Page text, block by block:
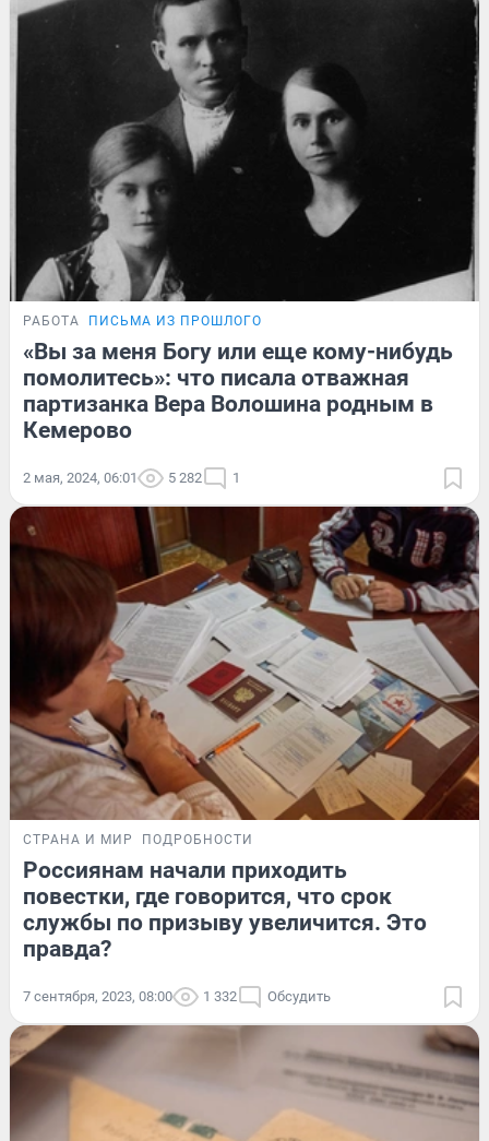
РАБОТА ПИСЬМА ИЗ ПРОШЛОГО
«Вы за меня Богу или еще кому-нибудь
помолитесь»: что писала отважная
партизанка Вера Волошина родным в
Кемерово
2 мая, 2024, 06:01 5 282 1
СТРАНА И МИР ПОДРОБНОСТИ
Россиянам начали приходить
повестки, где говорится, что срок
службы по призыву увеличится. Это
правда?
7 сентября, 2023, 08:00 1 332 Обсудить